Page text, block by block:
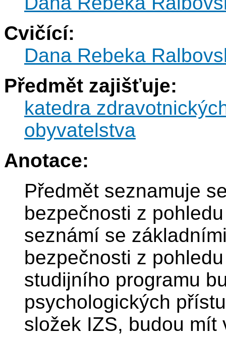
Cvičící:
Dana Rebeka
Předmět zajišťuje:
katedra
obyvatelstva
Anotace:
Předmět seznamuje
bezpečnosti z
seznámí se
bezpečnosti z
studijního programu
psychologických
složek IZS, budou mít